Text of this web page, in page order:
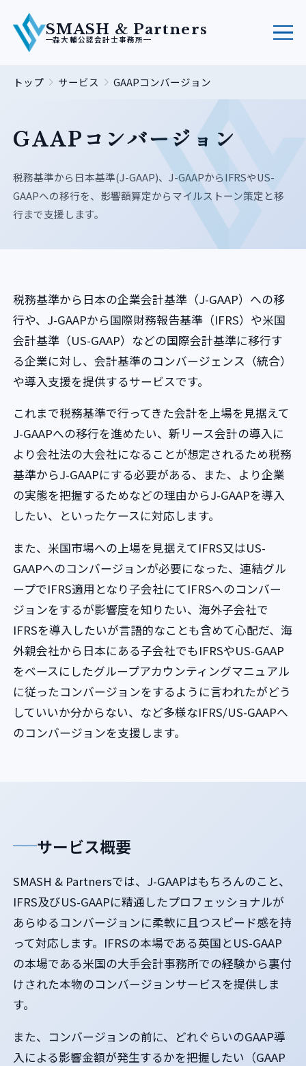
SMASH & Partners
森大輔公認会計士事務所
トップ サービス GAAPコンバージョン
GAAPコンバージョン
税務基準から日本基準(J-GAAP)、J-GAAPからIFRSやUS-
GAAPへの移行を、影響額算定からマイルストーン策定と移
行まで支援します。
税務基準から日本の企業会計基準（J-GAAP）への移
行や、J-GAAPから国際財務報告基準（IFRS）や米国
会計基準（US-GAAP）などの国際会計基準に移行す
る企業に対し、会計基準のコンバージェンス（統合）
や導入支援を提供するサービスです。
これまで税務基準で行ってきた会計を上場を見据えて
J-GAAPへの移行を進めたい、新リース会計の導入に
より会社法の大会社になることが想定されるため税務
基準からJ-GAAPにする必要がある、また、より企業
の実態を把握するためなどの理由からJ-GAAPを導入
したい、といったケースに対応します。
また、米国市場への上場を見据えてIFRS又はUS-
GAAPへのコンバージョンが必要になった、連結グル
ープでIFRS適用となり子会社にてIFRSへのコンバー
ジョンをするが影響度を知りたい、海外子会社で
IFRSを導入したいが言語的なことも含めて心配だ、海
外親会社から日本にある子会社でもIFRSやUS-GAAP
をベースにしたグループアカウンティングマニュアル
に従ったコンバージョンをするように言われたがどう
していいか分からない、など多様なIFRS/US-GAAPへ
のコンバージョンを支援します。
サービス概要
SMASH & Partnersでは、J-GAAPはもちろんのこと、
IFRS及びUS-GAAPに精通したプロフェッショナルが
あらゆるコンバージョンに柔軟に且つスピード感を持
って対応します。IFRSの本場である英国とUS-GAAP
の本場である米国の大手会計事務所での経験から裏付
けされた本物のコンバージョンサービスを提供しま
す。
また、コンバージョンの前に、どれぐらいのGAAP導
入による影響金額が発生するかを把握したい（GAAP